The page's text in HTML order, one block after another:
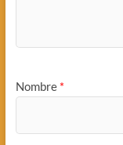
Nombre *